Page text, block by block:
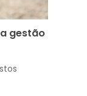
gestão